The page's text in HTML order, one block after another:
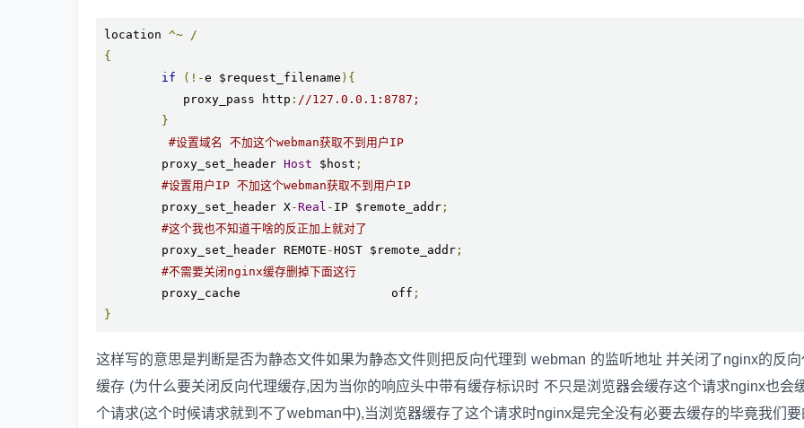
location ^~
/
{
if
(!-e $request_filename ){
           proxy_pass http
: //127.0.0.1:8787;
}
#设置域名 不加这个webman获取不到用户IP
        proxy_set_header
Host $host ;
#设置用户IP 不加这个webman获取不到用户IP
        proxy_set_header X
- Real - IP $remote_addr ;
#这个我也不知道干啥的反正加上就对了
        proxy_set_header REMOTE
-HOST $remote_addr ;
#不需要关闭nginx缓存删掉下面这行
        proxy_cache                     off
;
}
这样写的意思是判断是否为静态文件如果为静态文件则把反向代理到 webman 的监听地址 并关闭了nginx的反
缓存 (为什么要关闭反向代理缓存,因为当你的响应头中带有缓存标识时 不只是浏览器会缓存这个请求nginx也会
个请求(这个时候请求就到不了webman中),当浏览器缓存了这个请求时nginx是完全没有必要去缓存的毕竟我们